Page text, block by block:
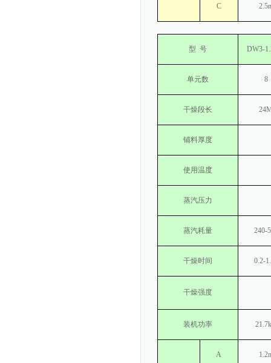
C
型 号 DW3-
单元数 8
干燥段长
铺料厚度
使用温度
蒸汽压力
蒸汽耗量 240-
干燥时间 0.2-
干燥强度
装机功率
A